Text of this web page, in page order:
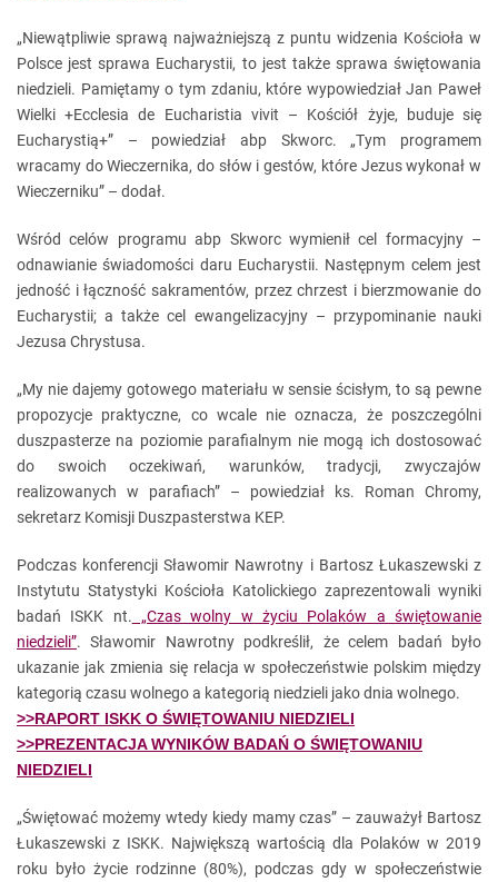
„Niewątpliwie sprawą najważniejszą z puntu widzenia Kościoła w
Polsce jest sprawa Eucharystii, to jest także sprawa świętowania
niedzieli. Pamiętamy o tym zdaniu, które wypowiedział Jan Paweł
Wielki +Ecclesia de Eucharistia vivit – Kościół żyje, buduje się
Eucharystią+” – powiedział abp Skworc. „Tym programem
wracamy do Wieczernika, do słów i gestów, które Jezus wykonał w
Wieczerniku” – dodał.
Wśród celów programu abp Skworc wymienił cel formacyjny –
odnawianie świadomości daru Eucharystii. Następnym celem jest
jedność i łączność sakramentów, przez chrzest i bierzmowanie do
Eucharystii; a także cel ewangelizacyjny – przypominanie nauki
Jezusa Chrystusa.
„My nie dajemy gotowego materiału w sensie ścisłym, to są pewne
propozycje praktyczne, co wcale nie oznacza, że poszczególni
duszpasterze na poziomie parafialnym nie mogą ich dostosować
do swoich oczekiwań, warunków, tradycji, zwyczajów
realizowanych w parafiach” – powiedział ks. Roman Chromy,
sekretarz Komisji Duszpasterstwa KEP.
Podczas konferencji Sławomir Nawrotny i Bartosz Łukaszewski z
Instytutu Statystyki Kościoła Katolickiego zaprezentowali wyniki
badań ISKK nt. „Czas wolny w życiu Polaków a świętowanie
niedzieli”. Sławomir Nawrotny podkreślił, że celem badań było
ukazanie jak zmienia się relacja w społeczeństwie polskim między
kategorią czasu wolnego a kategorią niedzieli jako dnia wolnego.
>>RAPORT ISKK O ŚWIĘTOWANIU NIEDZIELI
>>PREZENTACJA WYNIKÓW BADAŃ O ŚWIĘTOWANIU
NIEDZIELI
„Świętować możemy wtedy kiedy mamy czas” – zauważył Bartosz
Łukaszewski z ISKK. Największą wartością dla Polaków w 2019
roku było życie rodzinne (80%), podczas gdy w społeczeństwie